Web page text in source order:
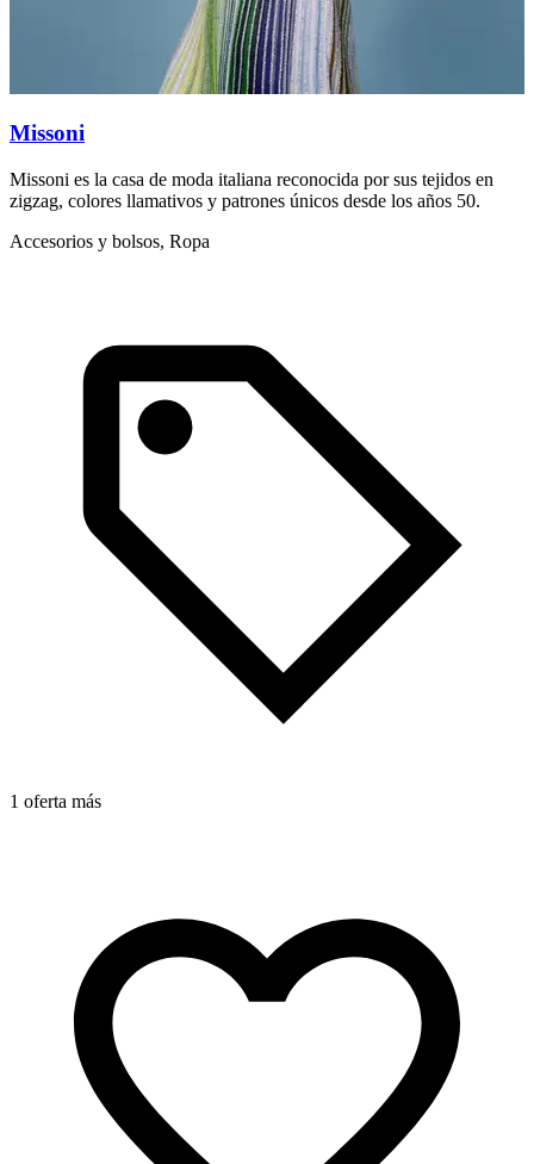
Missoni
Missoni es la casa de moda italiana reconocida por sus tejidos en
zigzag, colores llamativos y patrones únicos desde los años 50.
Accesorios y bolsos, Ropa
1 oferta más